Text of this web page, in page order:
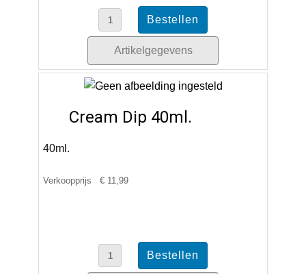
Artikelgegevens
Cream Dip 40ml.
40ml.
Verkoopprijs € 11,99